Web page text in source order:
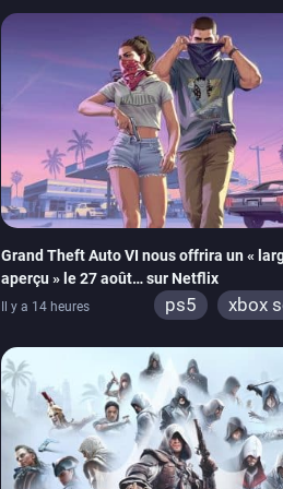
Grand Theft Auto VI nous offrira un «
aperçu » le 27 août… sur Netflix
Il y a 14 heures ps5 xbox